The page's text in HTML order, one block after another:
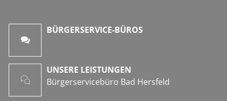
BÜRGERSERVICE-BÜROS
UNSERE LEISTUNGEN
Bürgerservicebüro Bad Hersfeld